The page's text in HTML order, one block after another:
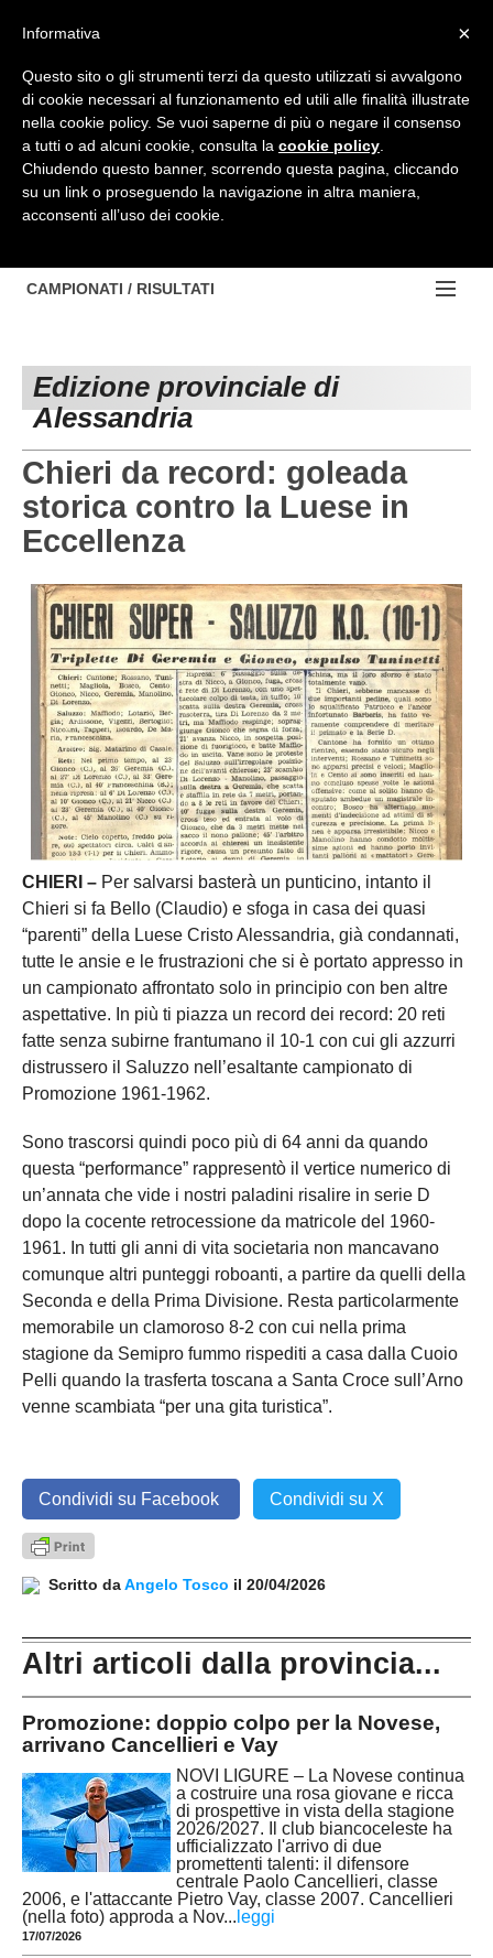
HOME
BACHECA
PROVINCE
TORINO
PINEROLO
CUNEO
ALESSANDRIA
NOVARA
ASTI
BIELLA
VERCELLI
VERBANO-CUSIO-OSSOIA
AOSTA
Carica la tua Rosa
NOTIZIE:
APPROFONDIMENTO
NAZIONALI
DILETTANTI
GIOVANILI
SCUOLA CALCIO
EVENTI
SHOP
CAMPIONATI / RISULTATI
NAZIONALI
REGIONALI
Edizione provinciale di
Alessandria
Chieri da record: goleada
storica contro la Luese in
Eccellenza
CHIERI – Per salvarsi basterà un punticino, intanto il
Chieri si fa Bello (Claudio) e sfoga in casa dei quasi
“parenti” della Luese Cristo Alessandria, già condannati,
tutte le ansie e le frustrazioni che si è portato appresso in
un campionato affrontato solo in principio con ben altre
aspettative. In più ti piazza un record dei record: 20 reti
fatte senza subirne frantumano il 10-1 con cui gli azzurri
distrussero il Saluzzo nell’esaltante campionato di
Promozione 1961-1962.
Sono trascorsi quindi poco più di 64 anni da quando
questa “performance” rappresentò il vertice numerico di
un’annata che vide i nostri paladini risalire in serie D
dopo la cocente retrocessione da matricole del 1960-
1961. In tutti gli anni di vita societaria non mancavano
comunque altri punteggi roboanti, a partire da quelli della
Seconda e della Prima Divisione. Resta particolarmente
memorabile un clamoroso 8-2 con cui nella prima
stagione da Semipro fummo rispediti a casa dalla Cuoio
Pelli quando la trasferta toscana a Santa Croce sull’Arno
venne scambiata “per una gita turistica”.
Condividi su Facebook Condividi su X
Scritto daAngelo Tosco il 20/04/2026
Altri articoli dalla provincia...
Promozione: doppio colpo per la Novese,
arrivano Cancellieri e Vay
NOVI LIGURE – La Novese continua
a costruire una rosa giovane e ricca
di prospettive in vista della stagione
2026/2027. Il club biancoceleste ha
ufficializzato l'arrivo di due
promettenti talenti: il difensore
centrale Paolo Cancellieri, classe
2006, e l'attaccante Pietro Vay, classe 2007. Cancellieri
(nella foto) approda a Nov... leggi
17/07/2026
×
Informativa
Questo sito o gli strumenti terzi da questo utilizzati si avvalgono
di cookie necessari al funzionamento ed utili alle finalità illustrate
nella cookie policy. Se vuoi saperne di più o negare il consenso
a tutti o ad alcuni cookie, consulta la cookie policy
Chiudendo questo banner, scorrendo questa pagina, cliccando
su un link o proseguendo la navigazione in altra maniera,
acconsenti all’uso dei cookie.